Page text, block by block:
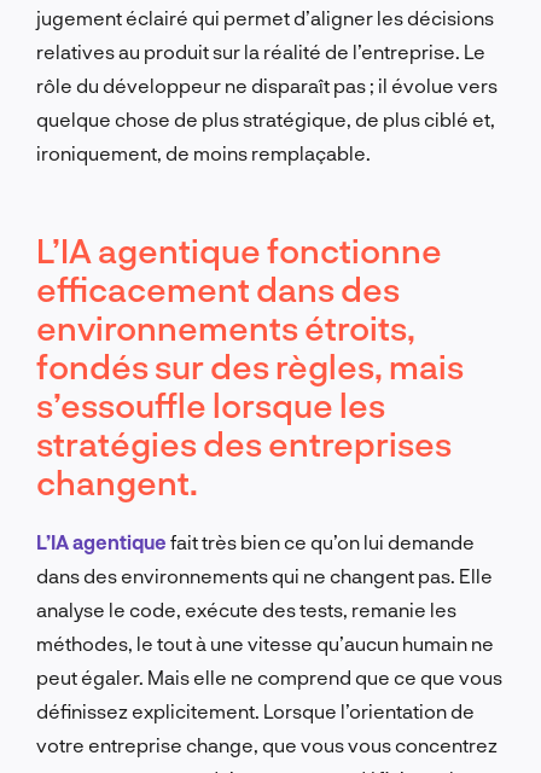
jugement éclairé qui permet d’aligner les décisions
relatives au produit sur la réalité de l’entreprise. Le
rôle du développeur ne disparaît pas ; il évolue vers
quelque chose de plus stratégique, de plus ciblé et,
ironiquement, de moins remplaçable.
L’IA agentique fonctionne
efficacement dans des
environnements étroits,
fondés sur des règles, mais
s’essouffle lorsque les
stratégies des entreprises
changent.
L’IA agentique fait très bien ce qu’on lui demande
dans des environnements qui ne changent pas. Elle
analyse le code, exécute des tests, remanie les
méthodes, le tout à une vitesse qu’aucun humain ne
peut égaler. Mais elle ne comprend que ce que vous
définissez explicitement. Lorsque l’orientation de
votre entreprise change, que vous vous concentrez